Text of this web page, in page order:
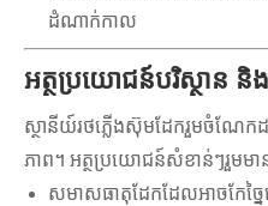
ដំណាក់កាល
អត្ថប្រយោជន៍បរិស្ថាន និង
ស្ថានីយ៍រថភ្លើងស៊ុមដែករួមចំណែក
ភាព។ អត្ថប្រយោជន៍សំខាន់ៗរួមមា
សមាសធាតុដែកដែលអាចកែច្ន